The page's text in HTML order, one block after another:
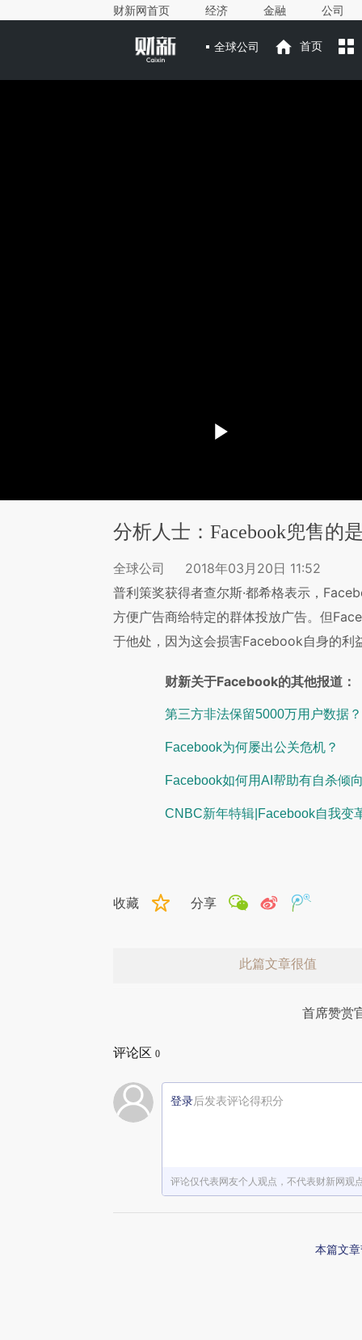
财新网首页 经济 金融 公司
全球公司 首页
分析人士：Facebook兜售的
全球公司
2018年03月20日 11:52
普利策奖获得者查尔斯·都希格表示，
方便广告商给特定的群体投放广告。但
于他处，因为这会损害Facebook自身的利
财新关于Facebook的其他报道：
第三方非法保留5000万用户数据
Facebook为何屡出公关危机？
Facebook如何用AI帮助有自杀倾
CNBC新年特辑|Facebook自我变
收藏 分享
此篇文章很值
首席赞赏
评论区 0
登录后发表评论得积分
评论仅代表网友个人观点，不代表财新网观
本篇文